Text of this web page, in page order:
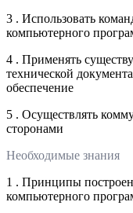
3 . Использовать
компьютерного
4 . Применять
технической
обеспечение
5 . Осуществлять
сторонами
Необходимые знания
1 . Принципы
компьютерного